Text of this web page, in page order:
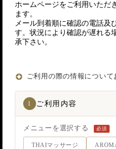
ホームページをご利用いただ
ます。
メール到着順に確認の電話及
す。状況により確認が遅れる
承下さい。
ご利用の際の情報について
1 ご利用内容
メニューを選択する 必須
THAIマッサージ